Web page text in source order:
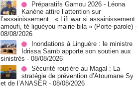
Préparatifs Gamou 2026 - Léona
Kanène attire l’attention sur
l’assainissement : « Lifi war si assainissement
amoufi, té liguéyou mairie bila » (Porte-parole) -
08/08/2026
Inondations à Linguère : le ministre
Idrissa Samb apporte son soutien aux
sinistrés - 08/08/2026
Sécurité routière au Magal : La
stratégie de prévention d’Atoumane Sy
et de l’ANASER - 08/08/2026